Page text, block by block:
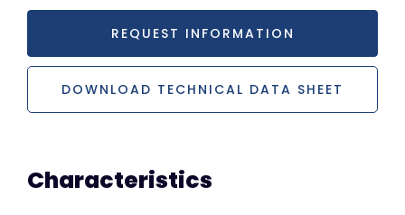
REQUEST INFORMATION
DOWNLOAD TECHNICAL DATA SHEET
Characteristics